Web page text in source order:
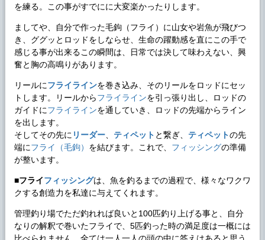
を練る。この事がすでにに大変楽かったりします。
ましてや、自分で作った毛鉤（フライ）に山女や岩魚が飛びつ
き、ググッとロッドをしならせ、生命の躍動感を直にこの手で
感じる事が出来るこの瞬間は、日常では決して味わえない、興
奮と胸の高鳴りがあります。
リールにフライラインを巻き込み、そのリールをロッドにセッ
トします。リールからフライラインを引っ張り出し、ロッドの
ガイドにフライラインを通していき、ロッドの先端からライン
を出します。
そしてその先に リーダー、 ティペット と繋ぎ、 ティペットの先
端にフライ（毛鉤） を結びます。これで、 フィッシングの準備
が整います。
■フライフィッシングは、魚を釣るまでの過程で、様々なワクワ
クする創造力を私達に与えてくれます。
管理釣り場でただ釣れれば良いと100匹釣り上げる事と、自分
なりの解釈で巻いたフライで、5匹釣った時の満足度は一概には